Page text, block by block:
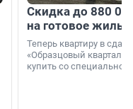
Скидка до 880
на готовое
Теперь квартиру в
«Образцовый квартал
купить со специальной